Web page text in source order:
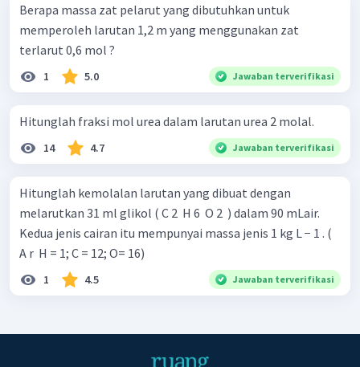
Berapa massa zat pelarut yang dibutuhkan untuk
memperoleh larutan 1,2 m yang menggunakan zat
terlarut 0,6 mol ?
1 5.0 Jawaban terverifikasi
Hitunglah fraksi mol urea dalam larutan urea 2 molal.
14 4.7 Jawaban terverifikasi
Hitunglah kemolalan larutan yang dibuat dengan
melarutkan 31 ml glikol ( C 2 ​ H 6 ​ O 2 ​ ) dalam 90 mLair.
Kedua jenis cairan itu mempunyai massa jenis 1 kg L − 1 . (
A r ​ H = 1; C = 12; O= 16)
1 4.5 Jawaban terverifikasi